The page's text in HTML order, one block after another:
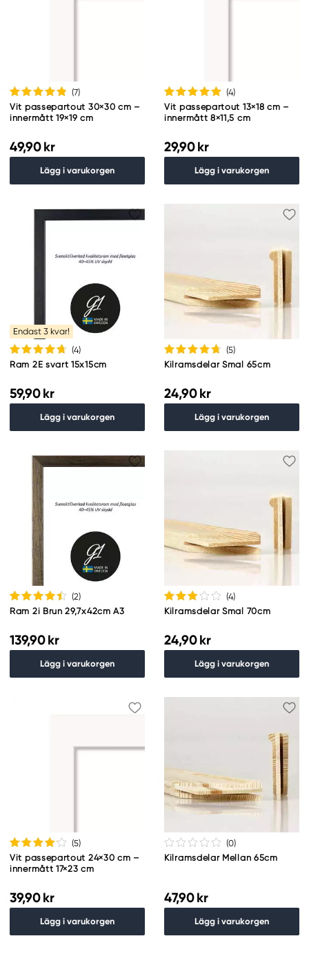
(7)
Vit passepartout 30×30 cm –
innermått 19×19 cm
49,90 kr
Lägg i varukorgen
(4)
Vit passepartout 13×18 cm –
innermått 8×11,5 cm
29,90 kr
Lägg i varukorgen
Endast 3 kvar!
(4)
Ram 2E svart 15x15cm
59,90 kr
Lägg i varukorgen
(5)
Kilramsdelar Smal 65cm
24,90 kr
Lägg i varukorgen
(2)
Ram 2i Brun 29,7x42cm A3
139,90 kr
Lägg i varukorgen
(4)
Kilramsdelar Smal 70cm
24,90 kr
Lägg i varukorgen
(5)
Vit passepartout 24×30 cm –
innermått 17×23 cm
39,90 kr
Lägg i varukorgen
(0)
Kilramsdelar Mellan 65cm
47,90 kr
Lägg i varukorgen